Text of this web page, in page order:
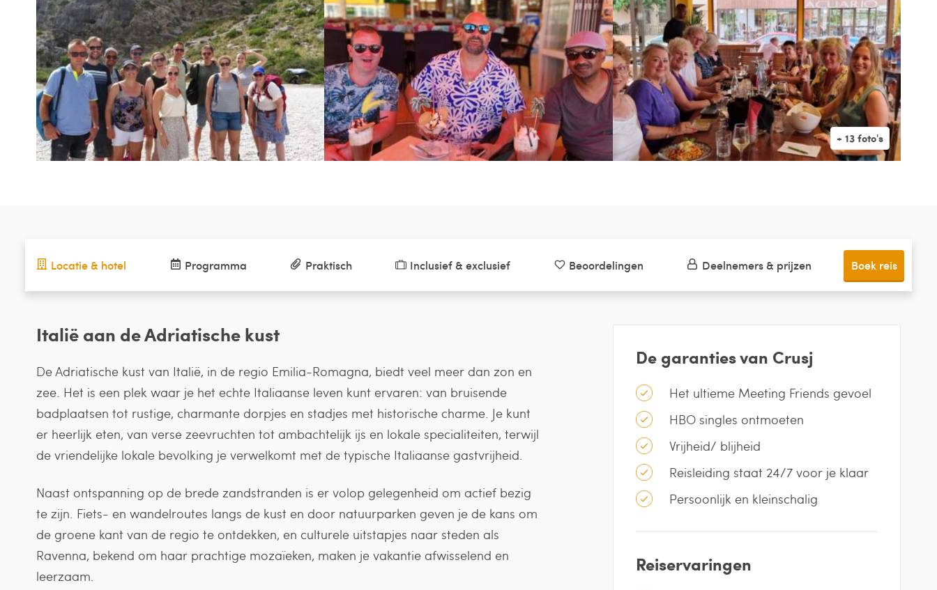
Locatie & hotel
Italië aan de Adriatische kust
De Adriatische kust van Italië, in de regio Emilia-Romagna, biedt veel meer dan zon en
zee. Het is een plek waar je het echte Italiaanse leven kunt ervaren: van bruisende
badplaatsen tot rustige, charmante dorpjes en stadjes met historische charme. Je kunt
er heerlijk eten, van verse zeevruchten tot ambachtelijk ijs en lokale specialiteiten, terwijl
de vriendelijke lokale bevolking je verwelkomt met de typische Italiaanse gastvrijheid.
Naast ontspanning op de brede zandstranden is er volop gelegenheid om actief bezig
te zijn. Fiets- en wandelroutes langs de kust en door natuurparken geven je de kans om
de groene kant van de regio te ontdekken, en culturele uitstapjes naar steden als
Ravenna, bekend om haar prachtige mozaïeken, maken je vakantie afwisselend en
leerzaam.
De garanties van Crusj
Het ultieme Meeting Friends gevoel
HBO singles ontmoeten
Vrijheid/ blijheid
Reisleiding staat 24/7 voor je klaar
Persoonlijk en kleinschalig
Reiservaringen
Programma Praktisch Inclusief & exclusief Beoordelingen Deelnemers & prijzen Boek reis